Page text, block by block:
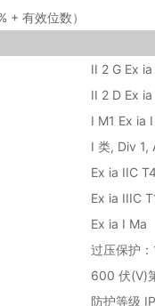
+ 有效位数）
II 2 G Ex
II 2 D Ex
I M1 Ex ia
I 类, Div 1,
Ex ia IIC
Ex ia IIIC
Ex ia I Ma
过压保护
600 伏(V)
防护等级